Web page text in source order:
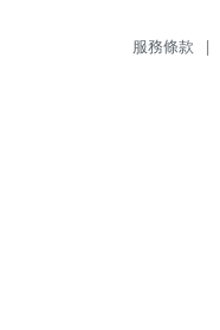
服務條款 |